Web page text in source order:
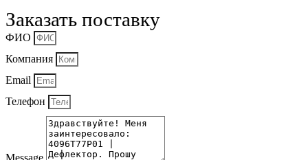
Заказать поставку
ФИО
Компания
Email
Телефон
Message